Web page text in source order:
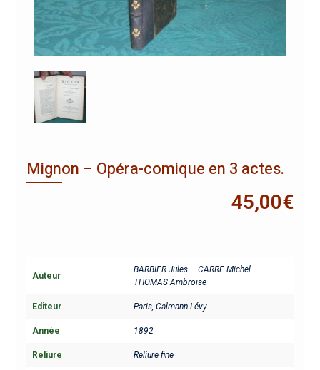
Mignon – Opéra-comique en 3 actes.
45,00€
Auteur
BARBIER Jules – CARRE Michel –
THOMAS Ambroise
Editeur Paris, Calmann Lévy
Année 1892
Reliure Reliure fine